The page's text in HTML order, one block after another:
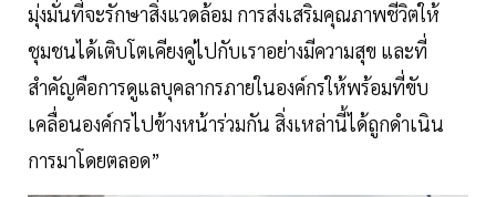
มุ่งมั่นที่จะรักษาสิ่งแวดล้อม การส่งเสริมคุณภาพชีวิตให้
ชุมชนได้เติบโตเคียงคู่ไปกับเราอย่างมีความสุข และที่
สำคัญคือการดูแลบุคลากรภายในองค์กรให้พร้อมที่ขับ
เคลื่อนองค์กรไปข้างหน้าร่วมกัน สิ่งเหล่านี้ได้ถูกดำเนิน
การมาโดยตลอด”